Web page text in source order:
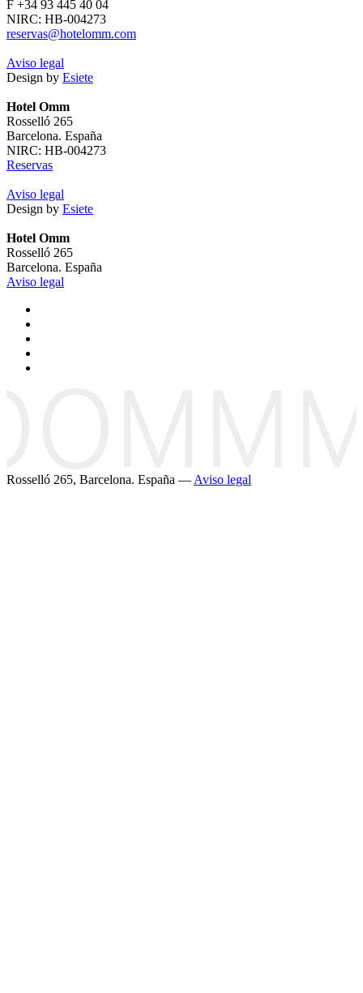
F +34 93 445 40 04
NIRC: HB-004273
reservas@hotelomm.com
Aviso legal
Design by Esiete
Hotel Omm
Rosselló 265
Barcelona. España
NIRC: HB-004273
Reservas
Aviso legal
Design by Esiete
Hotel Omm
Rosselló 265
Barcelona. España
Aviso legal
Rosselló 265, Barcelona. España — Aviso legal